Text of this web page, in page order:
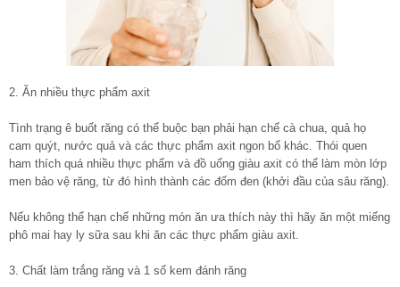
2. Ăn nhiều thực phẩm axit
Tình trạng ê buốt răng có thể buộc bạn phải hạn chế cà chua, quả họ
cam quýt, nước quả và các thực phẩm axit ngon bổ khác. Thói quen
ham thích quá nhiều thực phẩm và đồ uống giàu axit có thể làm mòn lớp
men bảo vệ răng, từ đó hình thành các đốm đen (khởi đầu của sâu răng).
Nếu không thể hạn chế những món ăn ưa thích này thì hãy ăn một miếng
phô mai hay ly sữa sau khi ăn các thực phẩm giàu axit.
3. Chất làm trắng răng và 1 số kem đánh răng